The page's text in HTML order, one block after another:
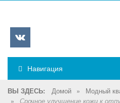
Навигация
ВЫ ЗДЕСЬ: Домой » Модный
»
Срочное улучшение кожи к